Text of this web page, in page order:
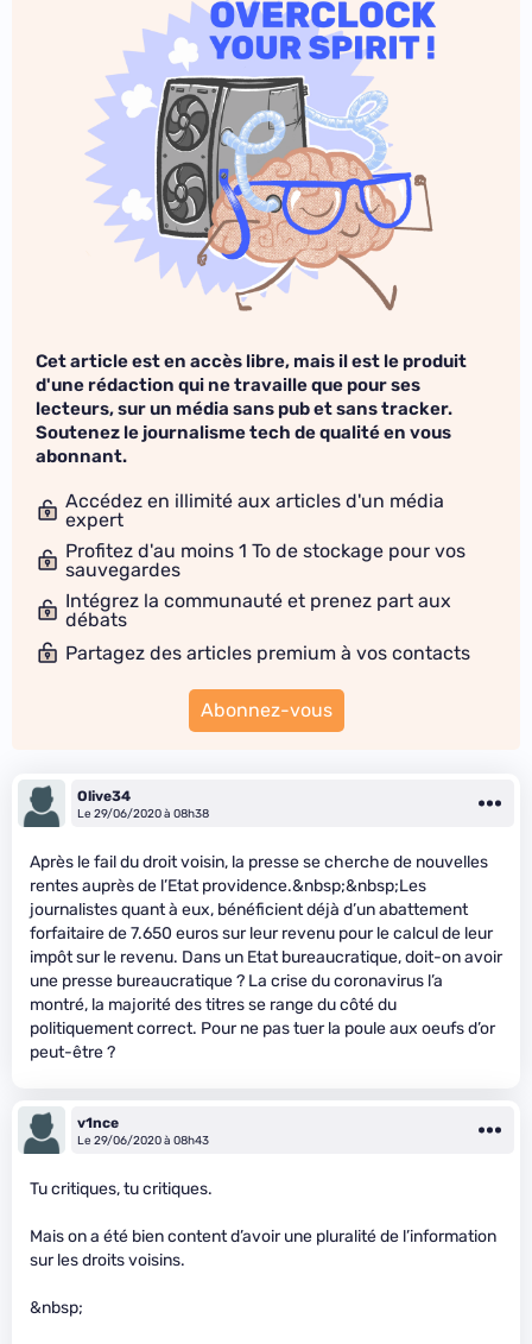
Cet article est en accès libre, mais il est le produit
d'une rédaction qui ne travaille que pour ses
lecteurs, sur un média sans pub et sans tracker.
Soutenez le journalisme tech de qualité en vous
abonnant.
Accédez en illimité aux articles d'un média
expert
Profitez d'au moins 1 To de stockage pour vos
sauvegardes
Intégrez la communauté et prenez part aux
débats
Partagez des articles premium à vos contacts
Abonnez-vous
Olive34
Le 29/06/2020 à 08h38
Après le fail du droit voisin, la presse se cherche de nouvelles
rentes auprès de l’Etat providence.&nbsp;&nbsp;Les
journalistes quant à eux, bénéficient déjà d’un abattement
forfaitaire de 7.650 euros sur leur revenu pour le calcul de leur
impôt sur le revenu. Dans un Etat bureaucratique, doit-on avoir
une presse bureaucratique ? La crise du coronavirus l’a
montré, la majorité des titres se range du côté du
politiquement correct. Pour ne pas tuer la poule aux oeufs d’or
peut-être ?
v1nce
Le 29/06/2020 à 08h43
Tu critiques, tu critiques.
Mais on a été bien content d’avoir une pluralité de l’information
sur les droits voisins.
&nbsp;